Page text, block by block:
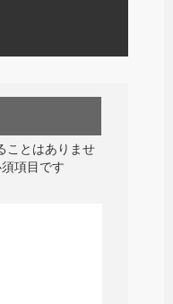
ことはありませ
項目です